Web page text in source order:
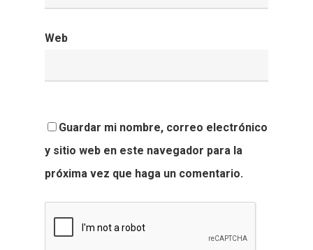
Web
Guardar mi nombre, correo electrónico
y sitio web en este navegador para la
próxima vez que haga un comentario.